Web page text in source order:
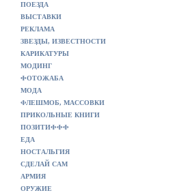
ПОЕЗДА
ВЫСТАВКИ
РЕКЛАМА
ЗВЕЗДЫ, ИЗВЕСТНОСТИ
КАРИКАТУРЫ
МОДИНГ
ФОТОЖАБА
МОДА
ФЛЕШМОБ, МАССОВКИ
ПРИКОЛЬНЫЕ КНИГИ
ПОЗИТИФФФ
ЕДА
НОСТАЛЬГИЯ
СДЕЛАЙ САМ
АРМИЯ
ОРУЖИЕ